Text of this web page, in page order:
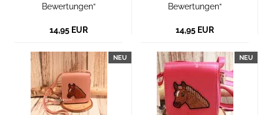
Bewertungen“
14,95 EUR
Bewertungen“
14,95 EUR
NEU NEU